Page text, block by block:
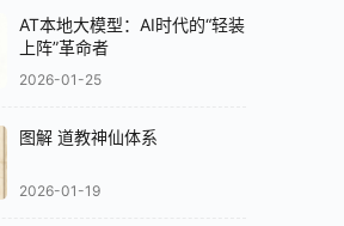
AT本地大模型：AI时代的“轻装
上阵”革命者
2026-01-25
图解 道教神仙体系
2026-01-19